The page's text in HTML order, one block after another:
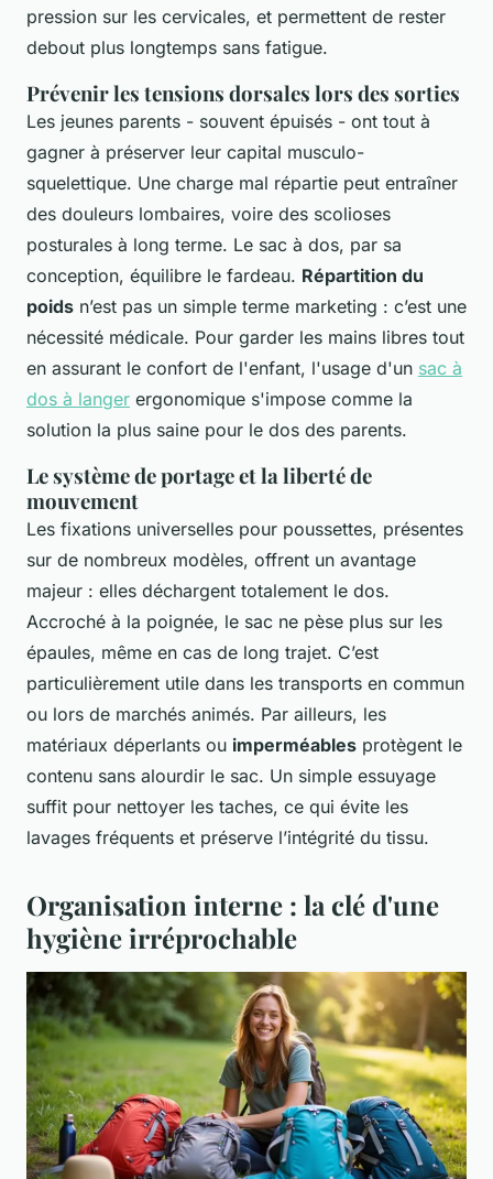
pression sur les cervicales, et permettent de rester
debout plus longtemps sans fatigue.
Prévenir les tensions dorsales lors des sorties
Les jeunes parents - souvent épuisés - ont tout à
gagner à préserver leur capital musculo-
squelettique. Une charge mal répartie peut entraîner
des douleurs lombaires, voire des scolioses
posturales à long terme. Le sac à dos, par sa
conception, équilibre le fardeau. Répartition du
poids n’est pas un simple terme marketing : c’est une
nécessité médicale. Pour garder les mains libres tout
en assurant le confort de l'enfant, l'usage d'un sac à
dos à langer ergonomique s'impose comme la
solution la plus saine pour le dos des parents.
Le système de portage et la liberté de
mouvement
Les fixations universelles pour poussettes, présentes
sur de nombreux modèles, offrent un avantage
majeur : elles déchargent totalement le dos.
Accroché à la poignée, le sac ne pèse plus sur les
épaules, même en cas de long trajet. C’est
particulièrement utile dans les transports en commun
ou lors de marchés animés. Par ailleurs, les
matériaux déperlants ou imperméables protègent le
contenu sans alourdir le sac. Un simple essuyage
suffit pour nettoyer les taches, ce qui évite les
lavages fréquents et préserve l’intégrité du tissu.
Organisation interne : la clé d'une
hygiène irréprochable